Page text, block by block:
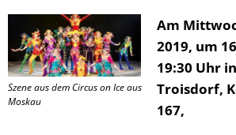
Szene aus dem Circus on Ice aus
Moskau
Am
2019, um
19:30 Uhr
Troisdorf,
167,